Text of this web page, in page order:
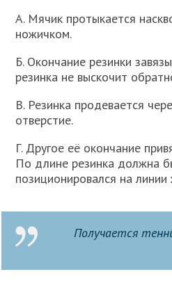
А. Мячик протыкается
ножичком.
Б. Окончание резинки
резинка не выскочит
В. Резинка продевается
отверстие.
Г. Другое её окончание
По длине резинка должна
позиционировался на линии
Получается